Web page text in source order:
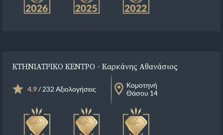
ΚΤΗΝΙΑΤΡΙΚΟ ΚΕΝΤΡΟ - Καρκάνης Αθανάσιος
4.9/ 232 Αξιολογήσεις
Κομοτηνή
Θάσου 14